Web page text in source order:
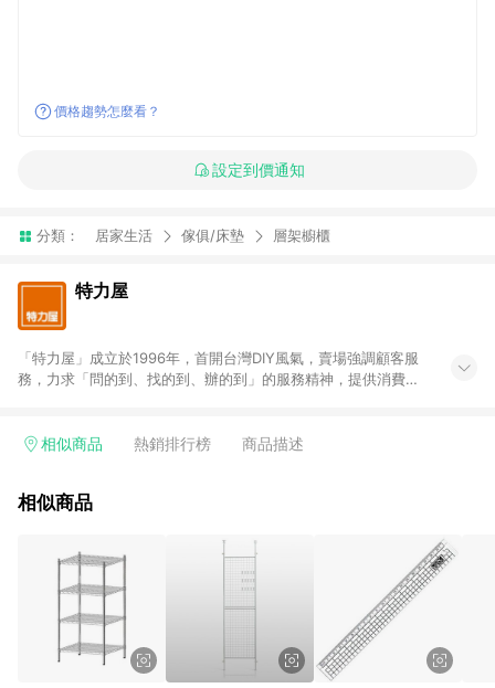
價格趨勢怎麼看？
設定到價通知
分類： 居家生活 傢俱/床墊 層架櫥櫃
特力屋
「特力屋」成立於1996年，首開台灣DIY風氣，賣場強調顧客服
務，力求「問的到、找的到、辦的到」的服務精神，提供消費者
客找到居家修繕、佈置或裝潢時所需；另外，在各家分店內規劃
等各方面進行整合，提升服務質感，期望每一位來店顧客，能輕
結帳流程(Easy to buy)、每次到「特力屋」購物都能得到新的啟
發與靈感(Exciting experience)，同時持續提供消費者居家修繕
最佳解決方案，以創造優質居家環境為首要目標，成為消費者打
造幸福家園時的優先選擇。
相似商品 熱銷排行榜 商品描述
相似商品